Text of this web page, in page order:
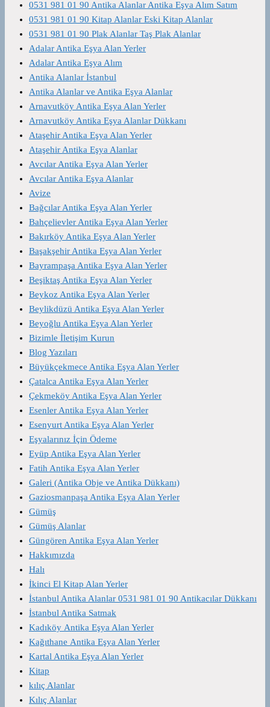
0531 981 01 90 Antika Alanlar Antika Eşya Alım Satım
0531 981 01 90 Kitap Alanlar Eski Kitap Alanlar
0531 981 01 90 Plak Alanlar Taş Plak Alanlar
Adalar Antika Eşya Alan Yerler
Adalar Antika Eşya Alım
Antika Alanlar İstanbul
Antika Alanlar ve Antika Eşya Alanlar
Arnavutköy Antika Eşya Alan Yerler
Arnavutköy Antika Eşya Alanlar Dükkanı
Ataşehir Antika Eşya Alan Yerler
Ataşehir Antika Eşya Alanlar
Avcılar Antika Eşya Alan Yerler
Avcılar Antika Eşya Alanlar
Avize
Bağcılar Antika Eşya Alan Yerler
Bahçelievler Antika Eşya Alan Yerler
Bakırköy Antika Eşya Alan Yerler
Başakşehir Antika Eşya Alan Yerler
Bayrampaşa Antika Eşya Alan Yerler
Beşiktaş Antika Eşya Alan Yerler
Beykoz Antika Eşya Alan Yerler
Beylikdüzü Antika Eşya Alan Yerler
Beyoğlu Antika Eşya Alan Yerler
Bizimle İletişim Kurun
Blog Yazıları
Büyükçekmece Antika Eşya Alan Yerler
Çatalca Antika Eşya Alan Yerler
Çekmeköy Antika Eşya Alan Yerler
Esenler Antika Eşya Alan Yerler
Esenyurt Antika Eşya Alan Yerler
Eşyalarınız İçin Ödeme
Eyüp Antika Eşya Alan Yerler
Fatih Antika Eşya Alan Yerler
Galeri (Antika Obje ve Antika Dükkanı)
Gaziosmanpaşa Antika Eşya Alan Yerler
Gümüş
Gümüş Alanlar
Güngören Antika Eşya Alan Yerler
Hakkımızda
Halı
İkinci El Kitap Alan Yerler
İstanbul Antika Alanlar 0531 981 01 90 Antikacılar Dükkanı
İstanbul Antika Satmak
Kadıköy Antika Eşya Alan Yerler
Kağıthane Antika Eşya Alan Yerler
Kartal Antika Eşya Alan Yerler
Kitap
kılıç Alanlar
Kılıç Alanlar